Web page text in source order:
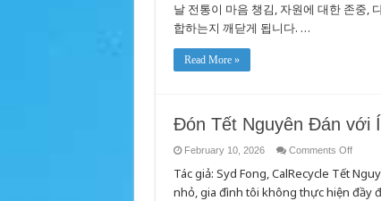
하
마
가
짐
은
새
날 전통이 마음 챙김, 자원에 대한 존중,
합하는지 깨닫게 됩니다. …
Read More »
Đón Tết Nguyên Đán với
February 10, 2026 Comments Offon
Tết
Đán
Tác giả: Syd Fong, CalRecycle Tết
nhỏ, gia đình tôi không thực hiện đầy